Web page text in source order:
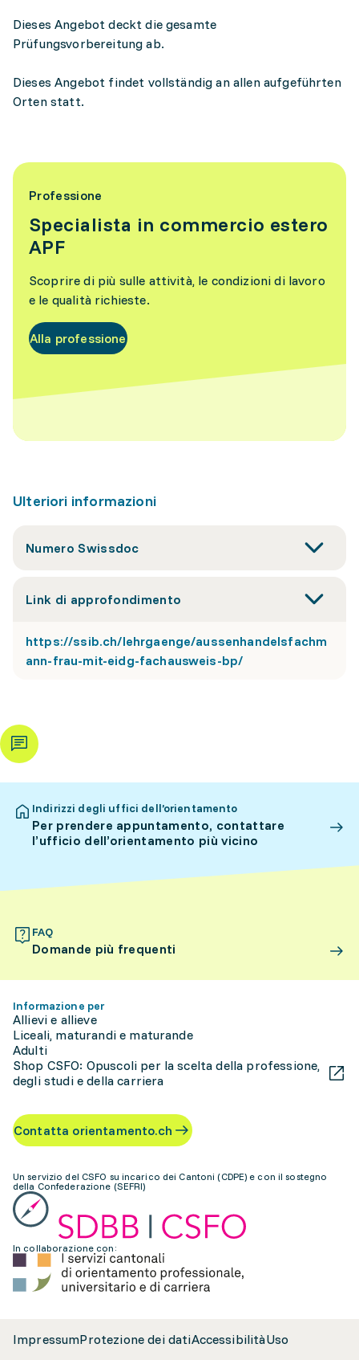
Dieses Angebot deckt die gesamte
Prüfungsvorbereitung ab.
Dieses Angebot findet vollständig an allen aufgeführten
Orten statt.
Professione
Specialista in commercio estero
APF
Scoprire di più sulle attività, le condizioni di lavoro
e le qualità richieste.
Alla professione
Ulteriori informazioni
Numero Swissdoc
Link di approfondimento
https://ssib.ch/lehrgaenge/aussenhandelsfachm
ann-frau-mit-eidg-fachausweis-bp/
Indirizzi degli uffici dell’orientamento
Per prendere appuntamento, contattare
l’ufficio dell’orientamento più vicino
FAQ
Domande più frequenti
Informazione per
Allievi e allieve
Liceali, maturandi e maturande
Adulti
Shop CSFO: Opuscoli per la scelta della professione,
degli studi e della carriera
Contatta orientamento.ch
Un servizio del CSFO su incarico dei Cantoni (CDPE) e con il sostegno
della Confederazione (SEFRI)
In collaborazione con:
ImpressumProtezione dei datiAccessibilitàUso